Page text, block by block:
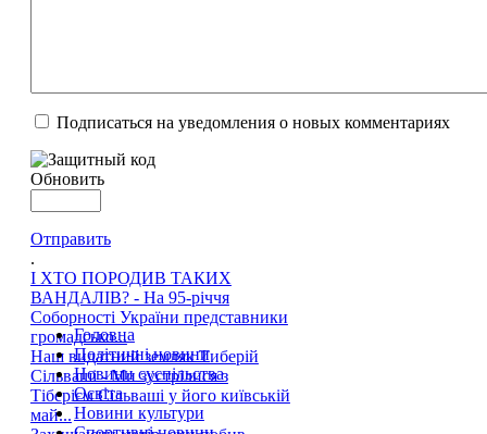
Подписаться на уведомления о новых комментариях
Обновить
Отправить
.
І ХТО ПОРОДИВ ТАКИХ
ВАНДАЛІВ? - На 95-річчя
Соборності України представники
громадсько...
Наш видатний земляк Тиберій
Сільваші - Ми зустрілися з
Тіберієм Сільваші у його київській
май...
Головна
Політичні новини
Новини суспільства
Освіта
Новини культури